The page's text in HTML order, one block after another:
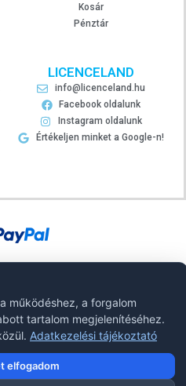
Kosár
Pénztár
LICENCELAND
info@licenceland.hu
Facebook oldalunk
Instagram oldalunk
Értékeljen minket a Google-n!
működéshez, a forgalom
tartalom megjelenítéséhez.
Adatkezelési tájékoztató
elfogadom